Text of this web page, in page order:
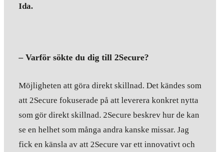
Ida.
– Varför sökte du dig till 2Secure?
Möjligheten att göra direkt skillnad. Det kändes som
att 2Secure fokuserade på att leverera konkret nytta
som gör direkt skillnad. 2Secure beskrev hur de kan
se en helhet som många andra kanske missar. Jag
fick en känsla av att 2Secure var ett innovativt och